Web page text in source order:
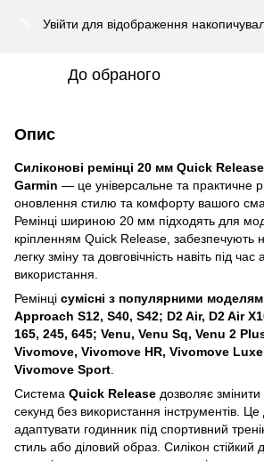
Увійти для відображення
До обраного
Опис
Силіконові ремінці 20 мм Quick
Garmin — це універсальне та практичне
оновлення стилю та комфорту вашого
Ремінці шириною 20 мм підходять для
кріпленням Quick Release, забезпечують
легку зміну та довговічність навіть під час
використання.
Ремінці сумісні з популярними
Approach S12, S40, S42; D2 Air, D2 Air
165, 245, 645; Venu, Venu Sq, Venu 2
Vivomove, Vivomove HR, Vivomove
Vivomove Sport
Система Quick Release дозволяє змінити
секунд без використання інструментів.
адаптувати годинник під спортивний
стиль або діловий образ. Силікон стійкий